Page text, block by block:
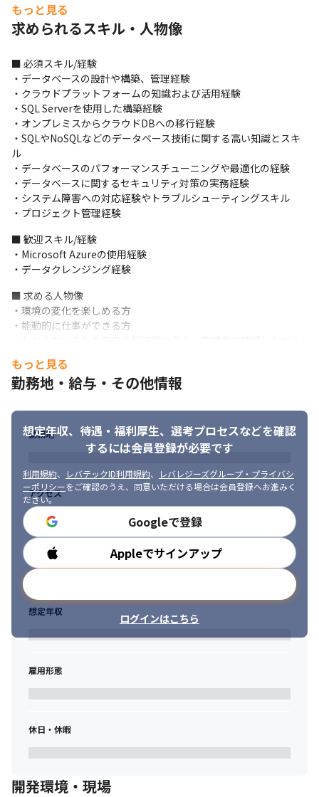
もっと見る
求められるスキル・人物像
■ 必須スキル/経験
・データベースの設計や構築、管理経験
・クラウドプラットフォームの知識および活用経験
・SQL Serverを使用した構築経験
・オンプレミスからクラウドDBへの移行経験
・SQLやNoSQLなどのデータベース技術に関する高い知識とスキ
ル
・データベースのパフォーマンスチューニングや最適化の経験
・データベースに関するセキュリティ対策の実務経験
・システム障害への対応経験やトラブルシューティングスキル
・プロジェクト管理経験
■ 歓迎スキル/経験
・Microsoft Azureの使用経験
・データクレンジング経験
■ 求める人物像
・環境の変化を楽しめる方
・能動的に仕事ができる方
・正しく要件を理解したうえで作業できる方
・手を動かすことが苦ではない方
もっと見る
勤務地・給与・その他情報
想定年収、待遇・福利厚生、 選考プロセスなどを確認
するには会員登録が必要です
利用規約、 レバテックID利用規約、
レバレジーズグループ・プライバシ
ーポリシーをご確認のうえ、同意いただける場合は会員登録へお進みく
ださい。
Googleで登録
Appleでサインアップ
ログインはこちら
勤務地
アクセス
勤務時間
想定年収
雇用形態
休日・休暇
開発環境・現場